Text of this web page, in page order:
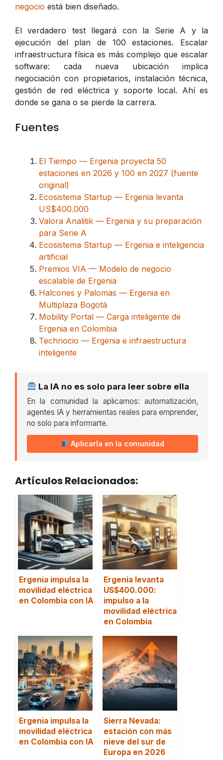
negocio está bien diseñado.
El verdadero test llegará con la Serie A y la
ejecución del plan de 100 estaciones. Escalar
infraestructura física es más complejo que escalar
software: cada nueva ubicación implica
negociación con propietarios, instalación técnica,
gestión de red eléctrica y soporte local. Ahí es
donde se gana o se pierde la carrera.
Fuentes
El Tiempo — Ergenia proyecta 50
estaciones en 2026 y 100 en 2027 (fuente
original)
Ecosistema Startup — Ergenia levanta
US$400.000
Valora Analitik — Ergenia y su preparación
para Serie A
Ecosistema Startup — Ergenia e inteligencia
artificial
Premios VIA — Modelo de negocio
escalable de Ergenia
Halcones y Palomas — Ergenia en
Multiplaza Bogotá
Mobility Portal — Carga inteligente de
Ergenia en Colombia
Technocio — Ergenia e infraestructura
inteligente
La IA no es solo para leer sobre ella
En la comunidad la aplicamos: automatización,
agentes IA y herramientas reales para emprender,
no solo para informarte.
Aplicarla en la comunidad
Artículos Relacionados:
Ergenia impulsa la
movilidad eléctrica
en Colombia con IA
Ergenia levanta
US$400.000:
impulso a la
movilidad eléctrica
en Colombia
Ergenia impulsa la
movilidad eléctrica
en Colombia con IA
Sierra Nevada:
estación con más
nieve del sur de
Europa en 2026